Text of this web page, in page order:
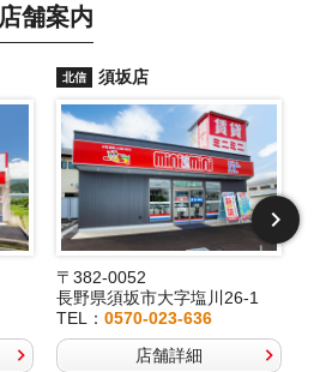
店舗案内
北信 須坂店
〒382-0052
長野県須坂市大字塩川26-1
TEL：0570-023-636
店舗詳細